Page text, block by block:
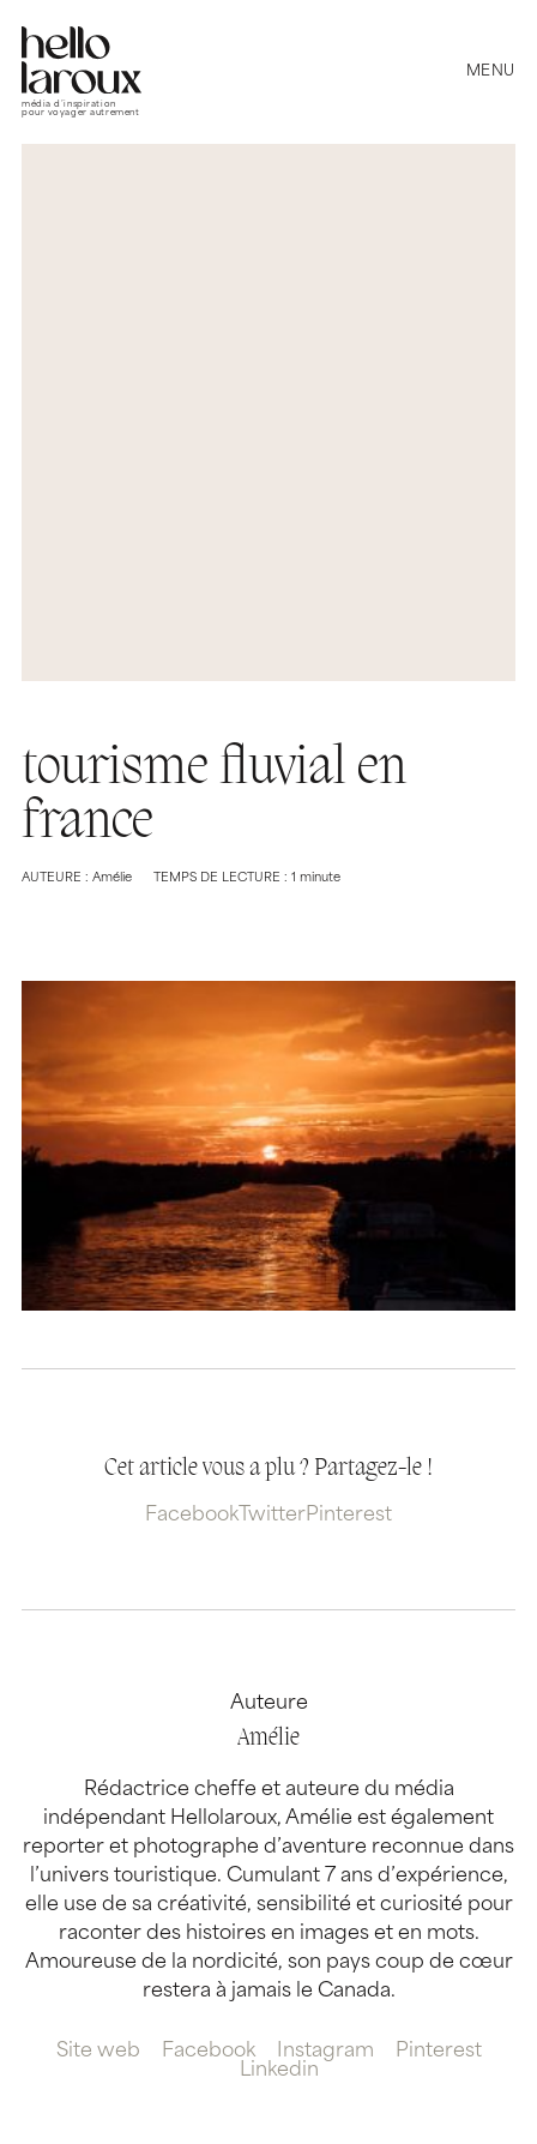
média d’inspiration
pour voyager autrement
MENU
tourisme fluvial en
france
AUTEURE : Amélie TEMPS DE LECTURE : 1 minute
Cet article vous a plu ? Partagez-le !
Facebook TwitterPinterest
Auteure
Amélie
Rédactrice cheffe et auteure du média
indépendant Hellolaroux, Amélie est également
reporter et photographe d’aventure reconnue dans
l’univers touristique. Cumulant 7 ans d’expérience,
elle use de sa créativité, sensibilité et curiosité pour
raconter des histoires en images et en mots.
Amoureuse de la nordicité, son pays coup de cœur
restera à jamais le Canada.
Site web Facebook Instagram
Pinterest
Linkedin